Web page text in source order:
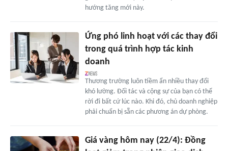
hướng tăng mới này.
Ứng phó linh hoạt với các thay đổi
trong quá trình hợp tác kinh
doanh
Thương trường luôn tiềm ẩn nhiều thay đổi
khó lường. Đối tác và cộng sự của bạn có thể
rời đi bất cứ lúc nào. Khi đó, chủ doanh nghiệp
phải chuẩn bị sẵn các phương án dự phòng.
Giá vàng hôm nay (22/4): Đồng